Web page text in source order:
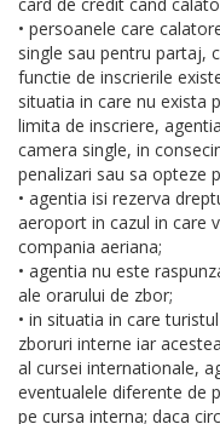
• persoanele care
single sau pentru partaj,
functie de inscrierile
situatia in care nu exista
limita de inscriere,
camera single, in
penalizari sau sa opteze
• agentia isi rezerva
aeroport in cazul in care
compania aeriana;
• agentia nu este
ale orarului de zbor;
• in situatia in care
zboruri interne iar
al cursei internationale,
eventualele diferente de
pe cursa interna; daca